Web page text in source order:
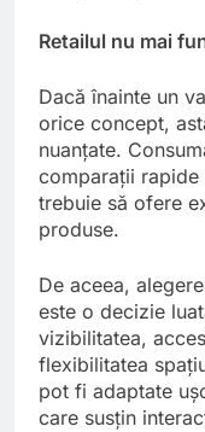
Retailul nu mai
Dacă înainte un
orice concept,
nuanțate.
comparații
trebuie să ofere
produse.
De aceea,
este o decizie
vizibilitatea,
flexibilitatea
pot fi adaptate
care susțin